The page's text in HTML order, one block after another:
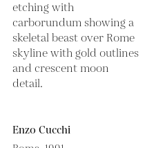
Enzo Cucchi